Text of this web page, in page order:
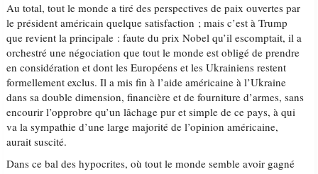
Au total, tout le monde a tiré des perspectives de paix ouvertes par
le président américain quelque satisfaction ; mais c’est à Trump
que revient la principale : faute du prix Nobel qu’il escomptait, il a
orchestré une négociation que tout le monde est obligé de prendre
en considération et dont les Européens et les Ukrainiens restent
formellement exclus. Il a mis fin à l’aide américaine à l’Ukraine
dans sa double dimension, financière et de fourniture d’armes, sans
encourir l’opprobre qu’un lâchage pur et simple de ce pays, à qui
va la sympathie d’une large majorité de l’opinion américaine,
aurait suscité.
Dans ce bal des hypocrites, où tout le monde semble avoir gagné